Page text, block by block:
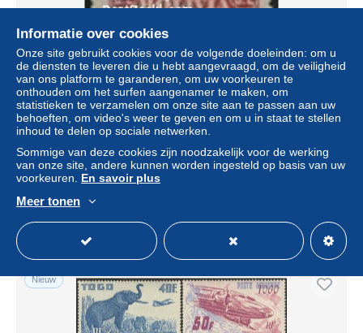
Bolivia 1930 2B, Stamp out of set, Mint NH, Transport -
Aircraft & Aviation
± US$ 4,62
Statuut Professioneel handelaar
Nieuw
Informatie over cookies
Onze site gebruikt cookies voor de volgende doeleinden: om u
de diensten te leveren die u hebt aangevraagd, om de veiligheid
van ons platform te garanderen, om uw voorkeuren te
onthouden om het surfen aangenamer te maken, om
statistieken te verzamelen om onze site aan te passen aan uw
behoeften, om video's weer te geven en om u in staat te stellen
inhoud te delen op sociale netwerken.
Sommige van deze cookies zijn noodzakelijk voor de werking
van onze site, andere kunnen worden ingesteld op basis van uw
voorkeuren. En savoir plus
Meer tonen